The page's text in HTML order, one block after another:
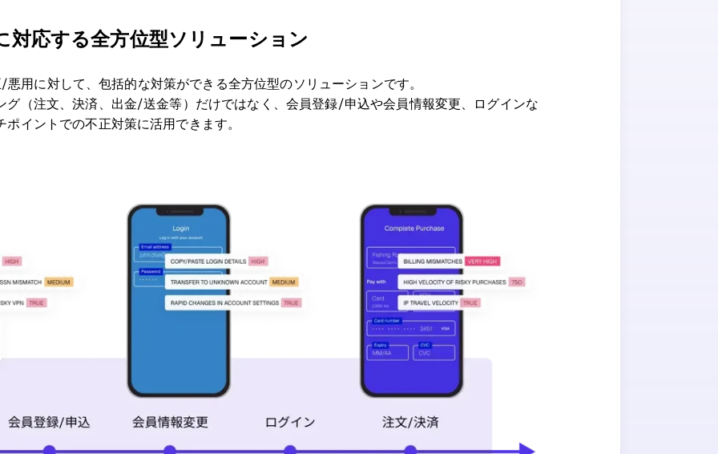
対応する全方位型ソリューション
用に対して、包括的な対策ができる全方位型のソリューションです。
グ（注文、決済、出金/送金等）だけではなく、会員登録/申込や会員情報変更、ログインな
イントでの不正対策に活用できます。